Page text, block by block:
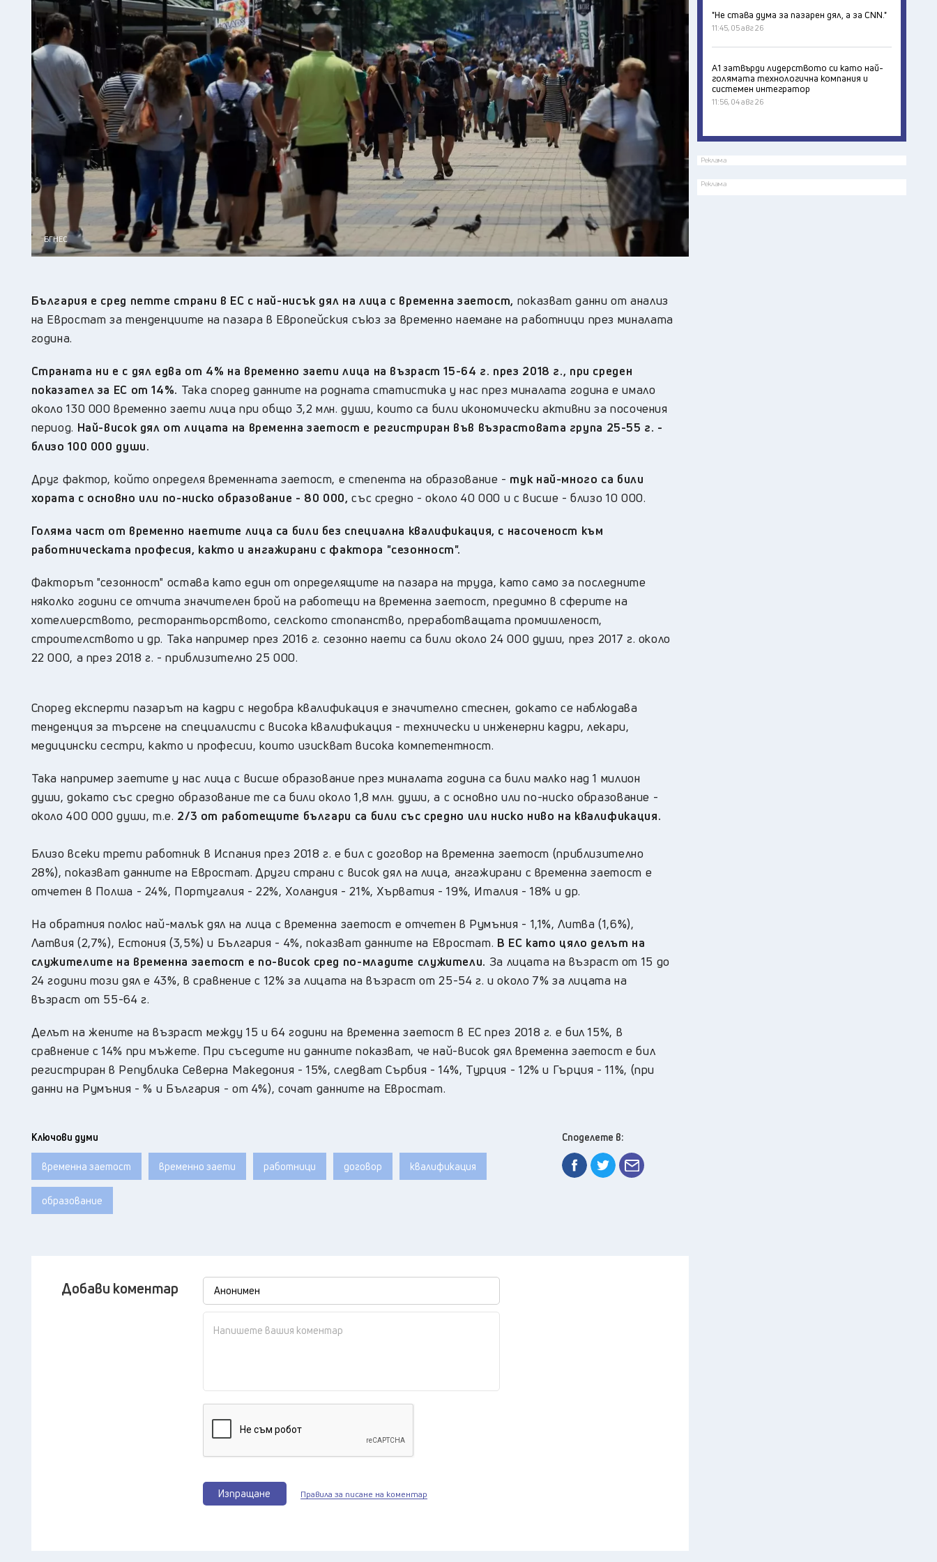
Перник , 23°C
Плевен , 25°C
Пловдив, 24°C
Разград, 24°C
Русе 26°C
Силистра 25 °C
Сливен, °C
Смолян, 17°C
София , 23°C
Стара Загора, 23°C
Търговище, 24°C
Хасково 24°C
Шумен
Ямбол, 24°C
БГНЕС
България е сред петте страни в ЕС с най-нисък дял на лица с временна заетост, показват данни от анализ
на Евростат за тенденциите на пазара в Европейския съюз за временно наемане на работници през миналата
година.
Страната ни е с дял едва от 4% на временно заети лица на възраст 15-64 г. през 2018 г., при среден
показател за ЕС от 14%. Така според данните на родната статистика у нас през миналата година е имало
около 130 000 временно заети лица при общо 3,2 млн. души, които са били икономически активни за посочения
период. Най-висок дял от лицата на временна заетост е регистриран във възрастовата група 25-55 г. -
близо 100 000 души.
Друг фактор, който определя временната заетост, е степента на образование - тук най-много са били
хората с основно или по-ниско образование - 80 000, със средно - около 40 000 и с висше - близо 10 000.
Голяма част от временно наетите лица са били без специална квалификация, с насоченост към
работническата професия, както и ангажирани с фактора "сезонност".
Факторът "сезонност" остава като един от определящите на пазара на труда, като само за последните
няколко години се отчита значителен брой на работещи на временна заетост, предимно в сферите на
хотелиерството, ресторантьорството, селското стопанство, преработващата промишленост,
строителството и др. Така например през 2016 г. сезонно наети са били около 24 000 души, през 2017 г. около
22 000, а през 2018 г. - приблизително 25 000.
Според експерти пазарът на кадри с недобра квалификация е значително стеснен, докато се наблюдава
тенденция за търсене на специалисти с висока квалификация - технически и инженерни кадри, лекари,
медицински сестри, както и професии, които изискват висока компетентност.
Така например заетите у нас лица с висше образование през миналата година са били малко над 1 милион
души, докато със средно образование те са били около 1,8 млн. души, а с основно или по-ниско образование -
около 400 000 души, т.е. 2/3 от работещите българи са били със средно или ниско ниво на квалификация.
Близо всеки трети работник в Испания през 2018 г. е бил с договор на временна заетост (приблизително
28%), показват данните на Евростат. Други страни с висок дял на лица, ангажирани с временна заетост е
отчетен в Полша - 24%, Португалия - 22%, Холандия - 21%, Хърватия - 19%, Италия - 18% и др.
На обратния полюс най-малък дял на лица с временна заетост е отчетен в Румъния - 1,1%, Литва (1,6%),
Латвия (2,7%), Естония (3,5%) и България - 4%, показват данните на Евростат. В ЕС като цяло делът на
служителите на временна заетост е по-висок сред по-младите служители. За лицата на възраст от 15 до
24 години този дял е 43%, в сравнение с 12% за лицата на възраст от 25-54 г. и около 7% за лицата на
възраст от 55-64 г.
Делът на жените на възраст между 15 и 64 години на временна заетост в ЕС през 2018 г. е бил 15%, в
сравнение с 14% при мъжете. При съседите ни данните показват, че най-висок дял временна заетост е бил
регистриран в Република Северна Македония - 15%, следват Сърбия - 14%, Турция - 12% и Гърция - 11%, (при
данни на Румъния - % и България - от 4%), сочат данните на Евростат.
Ключови думи
временна заетост временно заети работници договор квалификация
образование
Споделете в:
Добави коментар
Изпращане Правила за писане на коментар
"Не става дума за пазарен дял, а за CNN."
11:45, 05 авг 26
А1 затвърди лидерството си като най-
голямата технологична компания и
системен интегратор
11:56, 04 авг 26
Реклама
Реклама